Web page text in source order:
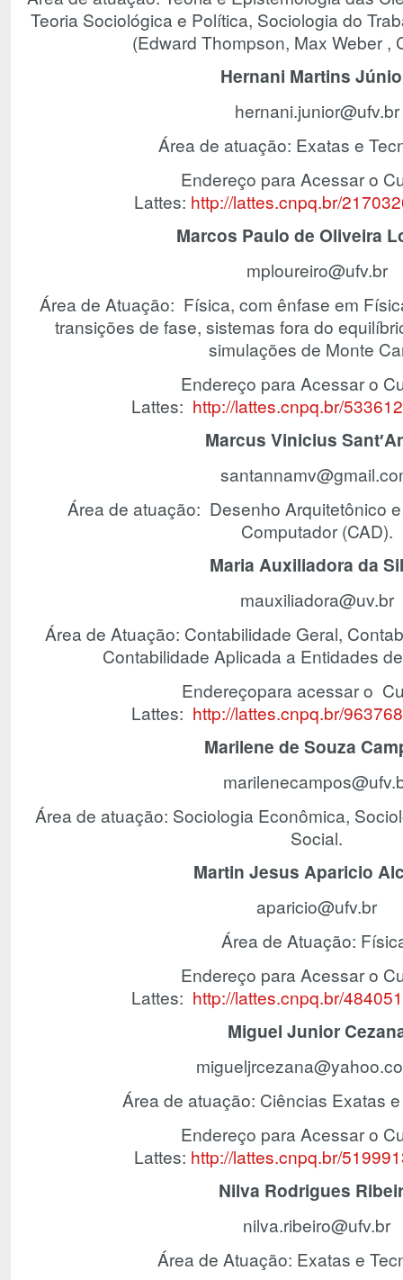
Teoria Sociológica e Política, Sociologia do
(Edward Thompson, Max Weber ,
Hernani Martins
hernani.junior@ufv.br
Área de atuação: Exatas e
Endereço para Acessar o
Lattes: http://lattes.cnpq.br/
Marcos Paulo de Oliveira
mploureiro@ufv.br
Área de Atuação: Física, com ênfase em
transições de fase, sistemas fora do
simulações de Monte
Endereço para Acessar o
Lattes: http://lattes.cnpq.br/
Marcus Vinicius
Área de atuação: Desenho Arquitetônico
Computador (CAD).
Maria Auxiliadora da
mauxiliadora@uv.br
Área de Atuação: Contabilidade Geral,
Contabilidade Aplicada a Entidades
Endereçopara acessar o
Lattes: http://lattes.cnpq.br/
Marilene de Souza
Área de atuação: Sociologia Econômica,
Social.
Martin Jesus Aparicio
aparicio@ufv.br
Área de Atuação:
Endereço para Acessar o
Lattes: http://lattes.cnpq.br/
Miguel Junior
Área de atuação: Ciências Exatas
Endereço para Acessar o
Lattes: http://lattes.cnpq.br/
Nilva Rodrigues
nilva.ribeiro@ufv.br
Área de Atuação: Exatas e